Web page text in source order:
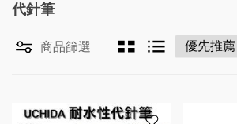
代針筆
商品篩選